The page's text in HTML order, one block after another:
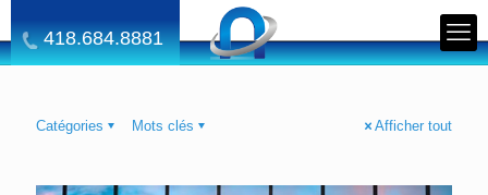
418.684.8881
Catégories Mots clés Afficher tout